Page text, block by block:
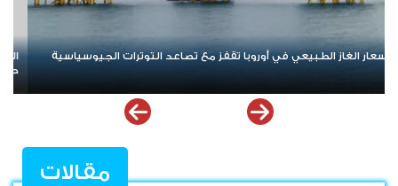
النفوذ المالي للإخوان في مرمى الاتهام.. كيف تحولت الأسواق إلى ساحة
مقالات